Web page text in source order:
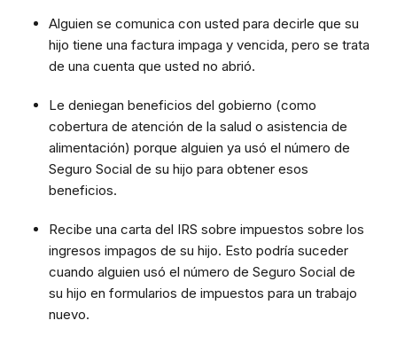
Alguien se comunica con usted para decirle que su
hijo tiene una factura impaga y vencida, pero se trata
de una cuenta que usted no abrió.
Le deniegan beneficios del gobierno (como
cobertura de atención de la salud o asistencia de
alimentación) porque alguien ya usó el número de
Seguro Social de su hijo para obtener esos
beneficios.
Recibe una carta del IRS sobre impuestos sobre los
ingresos impagos de su hijo. Esto podría suceder
cuando alguien usó el número de Seguro Social de
su hijo en formularios de impuestos para un trabajo
nuevo.